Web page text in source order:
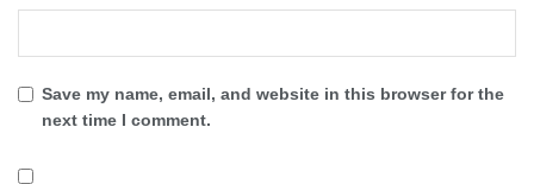
Save my name, email, and website in this browser for the
next time I comment.